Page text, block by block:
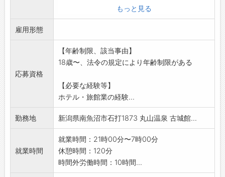
・パソコンへのデータ入力等の事務的な業務
・その他上記に付随する業務など
*初めての方でも、基礎から丁寧に指導します。
*「応募前職場見学」可。ハローワークへご相談
*業務の変更範囲:変更なし
もっと見る
雇用形態
応募資格
【年齢制限、該当事由】
18歳〜、法令の規定により年齢制限がある
【必要な経験等】
ホテル・旅館業の経験...
勤務地 新潟県南魚沼市石打1873 丸山温泉 古城館...
就業時間
就業時間：21時00分〜7時00分
休憩時間：120分
時間外労働時間：10時間...